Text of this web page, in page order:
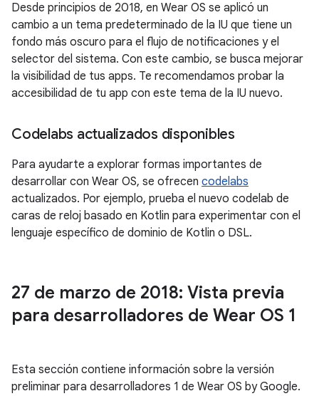
Desde principios de 2018, en Wear OS se aplicó un
cambio a un tema predeterminado de la IU que tiene un
fondo más oscuro para el flujo de notificaciones y el
selector del sistema. Con este cambio, se busca mejorar
la visibilidad de tus apps. Te recomendamos probar la
accesibilidad de tu app con este tema de la IU nuevo.
Codelabs actualizados disponibles
Para ayudarte a explorar formas importantes de
desarrollar con Wear OS, se ofrecen codelabs
actualizados. Por ejemplo, prueba el nuevo codelab de
caras de reloj basado en Kotlin para experimentar con el
lenguaje específico de dominio de Kotlin o DSL.
27 de marzo de 2018: Vista previa
para desarrolladores de Wear OS 1
Esta sección contiene información sobre la versión
preliminar para desarrolladores 1 de Wear OS by Google.